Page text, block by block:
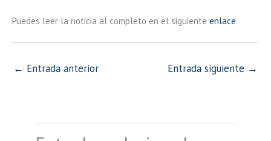
Puedes leer la noticia al completo en el siguiente enlace
← Entrada anterior Entrada siguiente →